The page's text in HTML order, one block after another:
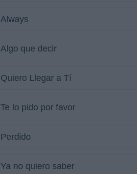
Always
Algo que decir
Quiero Llegar a Tí
Te lo pido por favor
Perdido
Ya no quiero saber